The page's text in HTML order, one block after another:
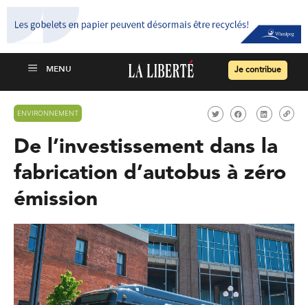
Je contribue
ENVIRONNEMENT
De l’investissement dans la
fabrication d’autobus à zéro
émission